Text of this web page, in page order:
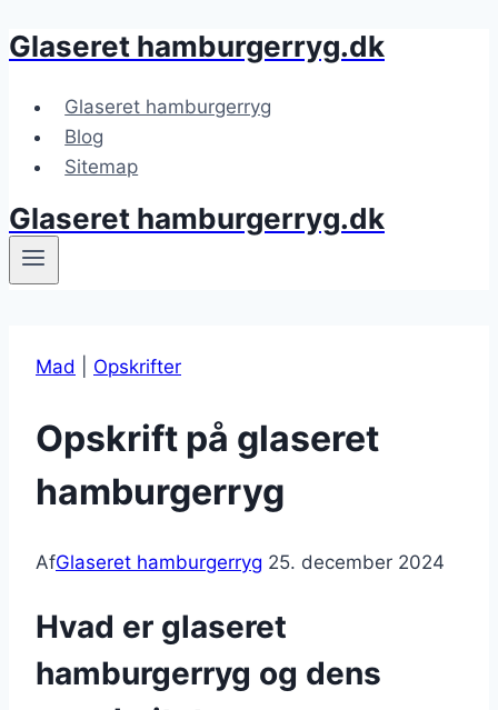
Fortsæt
indhold
Glaseret hamburgerryg.dk
Glaseret hamburgerryg
Blog
Sitemap
Glaseret hamburgerryg.dk
Mad Opskrifter
Opskrift på glaseret
hamburgerryg
AfGlaseret hamburgerryg 25. december 2024
Hvad er glaseret
hamburgerryg og dens